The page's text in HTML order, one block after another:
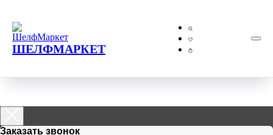
ШЕЛФМАРКЕТ
Заказать звонок